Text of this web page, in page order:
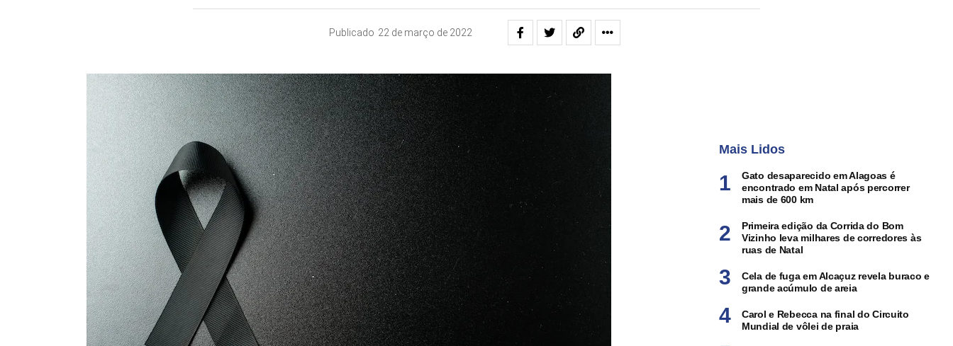
Publicado 22 de março de 2022
Mais Lidos
Gato desaparecido em Alagoas é
encontrado em Natal após percorrer
mais de 600 km
Primeira edição da Corrida do Bom
Vizinho leva milhares de corredores às
ruas de Natal
Cela de fuga em Alcaçuz revela buraco e
grande acúmulo de areia
Carol e Rebecca na final do Circuito
Mundial de vôlei de praia